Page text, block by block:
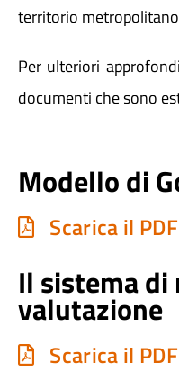
territorio
Per ulteriori
documenti che sono
Modello di
Scarica il PDF
Il sistema
valutazione
Scarica il PDF